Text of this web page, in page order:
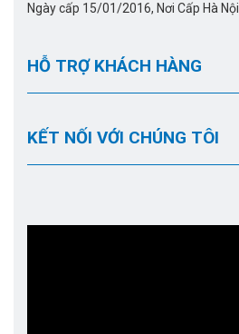
Ngày cấp 15/01/2016, Nơi Cấp Hà Nội
HỖ TRỢ KHÁCH HÀNG
KẾT NỐI VỚI CHÚNG TÔI